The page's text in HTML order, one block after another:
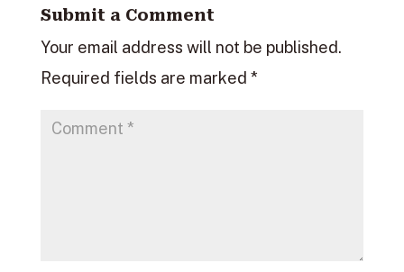
Submit a Comment
Your email address will not be published.
Required fields are marked *